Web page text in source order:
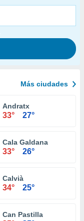
Más ciudades
Andratx
33° 27°
Cala Galdana
33° 26°
Calvià
34° 25°
Can Pastilla